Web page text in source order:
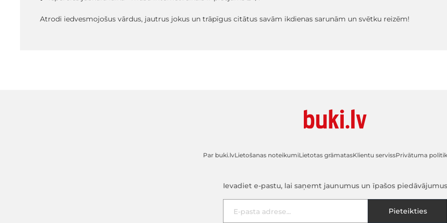
Atrodi iedvesmojošus vārdus, jautrus jokus un trāpīgus citātus savām ikdienas sarunām un svētku reizēm!
Par buki.lvLietošanas noteikumiLietotas grāmatasKlientu servissPrivātuma
Ievadiet e-pastu, lai saņemt jaunumus un īpašos piedāvājumus
Pieteikties